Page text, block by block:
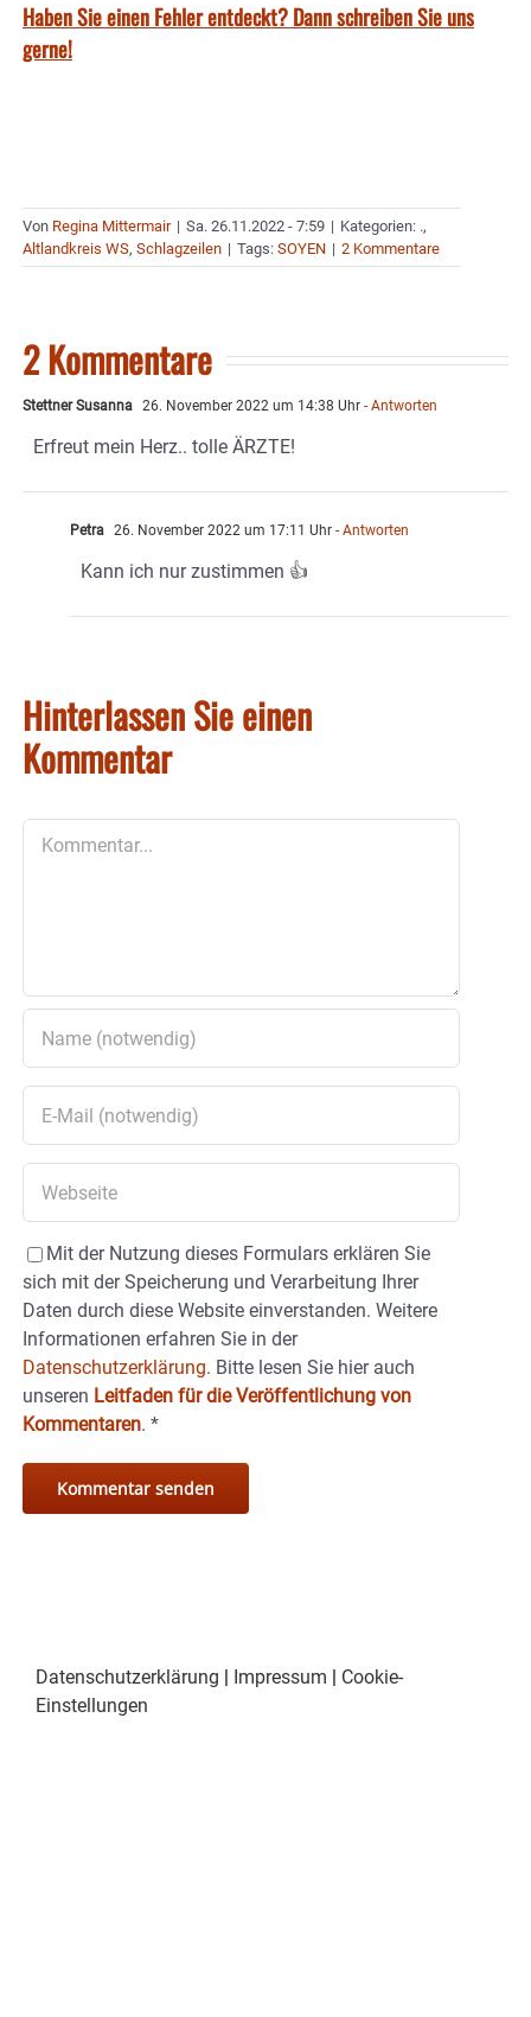
Haben Sie einen Fehler entdeckt? Dann schreiben Sie uns
gerne!
Von Regina Mittermair | Sa. 26.11.2022 - 7:59 | Kategorien: .,
Altlandkreis WS, Schlagzeilen | Tags: SOYEN | 2 Kommentare
2 Kommentare
Stettner Susanna 26. November 2022 um 14:38 Uhr - Antworten
Erfreut mein Herz.. tolle ÄRZTE!
Petra 26. November 2022 um 17:11 Uhr - Antworten
Kann ich nur zustimmen 👍
Hinterlassen Sie einen
Kommentar
Mit der Nutzung dieses Formulars erklären Sie
sich mit der Speicherung und Verarbeitung Ihrer
Daten durch diese Website einverstanden. Weitere
Informationen erfahren Sie in der
Datenschutzerklärung. Bitte lesen Sie hier auch
unseren Leitfaden für die Veröffentlichung von
Kommentaren. *
Datenschutzerklärung Impressum
Cookie-
Einstellungen